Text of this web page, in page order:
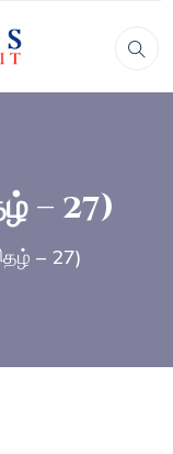
– 27)
– 27)